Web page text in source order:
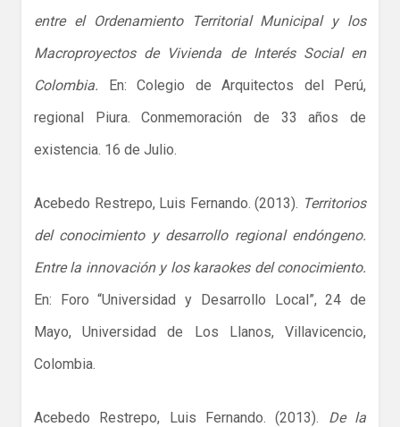
entre el Ordenamiento Territorial Municipal y los
Macroproyectos de Vivienda de Interés Social en
Colombia. En: Colegio de Arquitectos del Perú,
regional Piura. Conmemoración de 33 años de
existencia. 16 de Julio.
Acebedo Restrepo, Luis Fernando. (2013). Territorios
del conocimiento y desarrollo regional endóngeno.
Entre la innovación y los karaokes del conocimiento.
En: Foro “Universidad y Desarrollo Local”, 24 de
Mayo, Universidad de Los Llanos, Villavicencio,
Colombia.
Acebedo Restrepo, Luis Fernando. (2013). De la